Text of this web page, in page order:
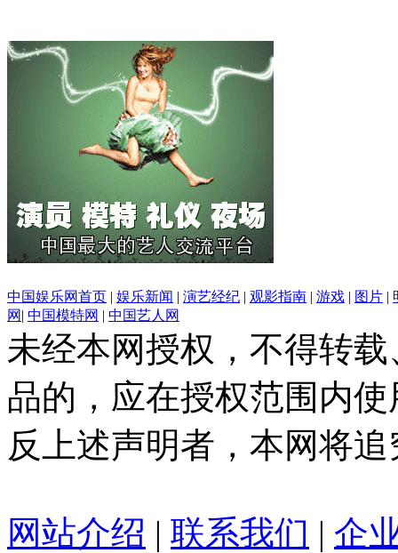
中国娱乐网首页 | 娱乐新闻 | 演艺经纪 | 观影指南 | 游戏 | 图片 |
网 | 中国模特网 | 中国艺人网
未经本网授权，不得转
品的，应在授权范围内
反上述声明者，本网将
网站介绍 | 联系我们 | 企